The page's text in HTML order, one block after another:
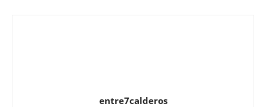
entre7calderos